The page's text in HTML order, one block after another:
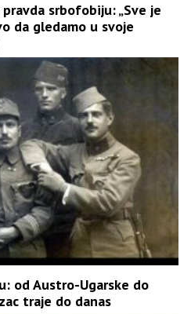
srbofobiju: „Sve je
da gledamo u svoje
od Austro-Ugarske do
traje do danas